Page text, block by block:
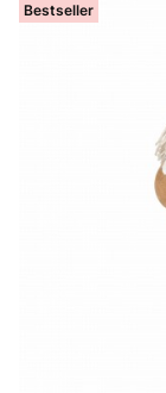
Bestseller